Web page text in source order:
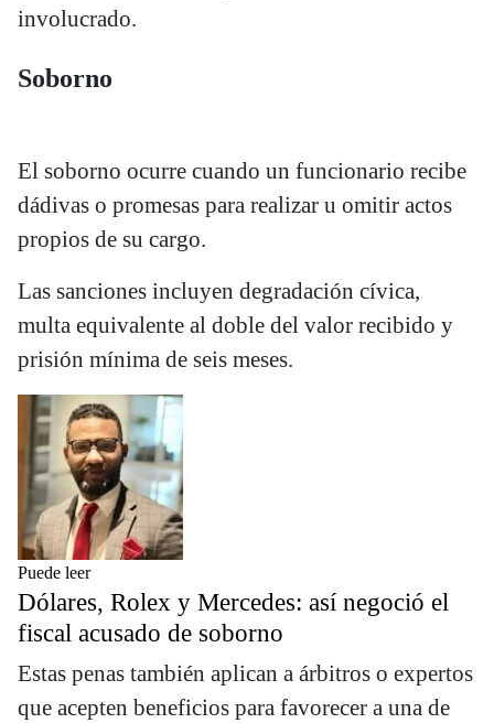
involucrado.
Soborno
El soborno ocurre cuando un funcionario recibe
dádivas o promesas para realizar u omitir actos
propios de su cargo.
Las sanciones incluyen degradación cívica,
multa equivalente al doble del valor recibido y
prisión mínima de seis meses.
Puede leer
Dólares, Rolex y Mercedes: así negoció el
fiscal acusado de soborno
Estas penas también aplican a árbitros o expertos
que acepten beneficios para favorecer a una de